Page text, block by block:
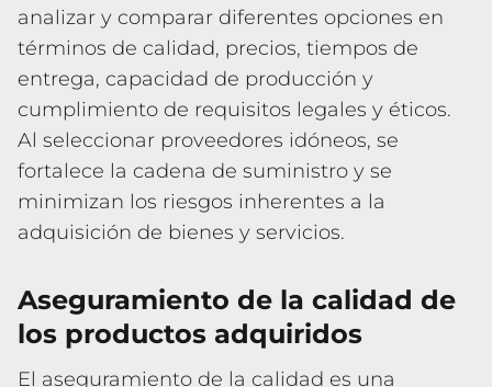
analizar y comparar diferentes opciones en
términos de calidad, precios, tiempos de
entrega, capacidad de producción y
cumplimiento de requisitos legales y éticos.
Al seleccionar proveedores idóneos, se
fortalece la cadena de suministro y se
minimizan los riesgos inherentes a la
adquisición de bienes y servicios.
Aseguramiento de la calidad de
los productos adquiridos
El aseguramiento de la calidad es una